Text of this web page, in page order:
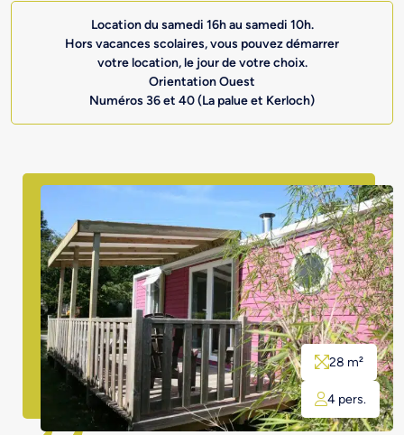
Location du samedi 16h au samedi 10h.
Hors vacances scolaires, vous pouvez démarrer
votre location, le jour de votre choix.
Orientation Ouest
Numéros 36 et 40 (La palue et Kerloch)
28 m²
4 pers.